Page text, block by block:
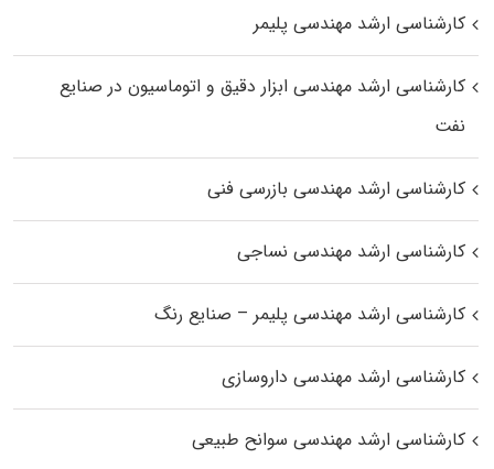
کارشناسی ارشد مهندسی پلیمر
کارشناسی ارشد مهندسی ابزار دقیق و اتوماسیون در صنایع
نفت
کارشناسی ارشد مهندسی بازرسی فنی
کارشناسی ارشد مهندسی نساجی
کارشناسی ارشد مهندسی پلیمر – صنایع رنگ
کارشناسی ارشد مهندسی داروسازی
کارشناسی ارشد مهندسی سوانح طبیعی